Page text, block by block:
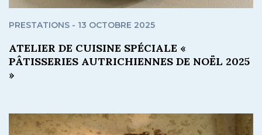
PRESTATIONS - 13 OCTOBRE 2025
ATELIER DE CUISINE SPÉCIALE «
PÂTISSERIES AUTRICHIENNES DE NOËL 2025
»